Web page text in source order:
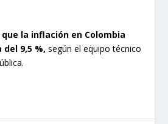
la inflación en Colombia
9,5 %, según el equipo técnico